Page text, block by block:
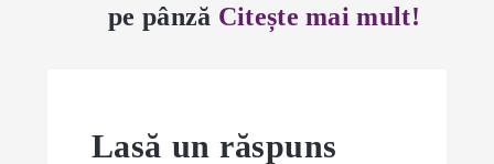
pe pânză Citește mai mult!
Lasă un răspuns